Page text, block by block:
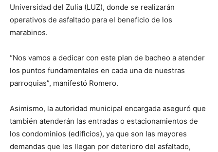
Universidad del Zulia (LUZ), donde se realizarán
operativos de asfaltado para el beneficio de los
marabinos.
“Nos vamos a dedicar con este plan de bacheo a atender
los puntos fundamentales en cada una de nuestras
parroquias”, manifestó Romero.
Asimismo, la autoridad municipal encargada aseguró que
también atenderán las entradas o estacionamientos de
los condominios (edificios), ya que son las mayores
demandas que les llegan por deterioro del asfaltado,